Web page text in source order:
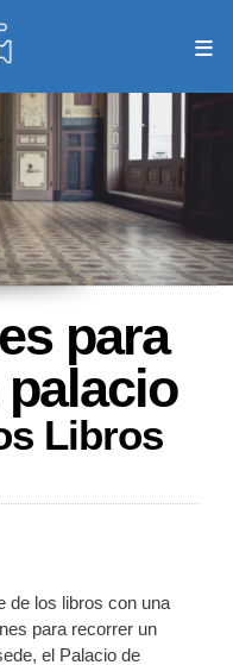
para
Libros
de los libros con una
para recorrer un
el Palacio de